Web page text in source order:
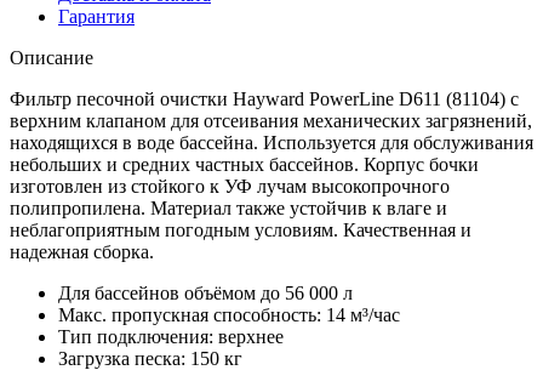
Гарантия
Описание
Фильтр песочной очистки Hayward PowerLine D611 (81104) с
верхним клапаном для отсеивания механических загрязнений,
находящихся в воде бассейна. Используется для обслуживания
небольших и средних частных бассейнов. Корпус бочки
изготовлен из стойкого к УФ лучам высокопрочного
полипропилена. Материал также устойчив к влаге и
неблагоприятным погодным условиям. Качественная и
надежная сборка.
Для бассейнов объёмом до 56 000 л
Макс. пропускная способность: 14 м³/час
Тип подключения: верхнее
Загрузка песка: 150 кг